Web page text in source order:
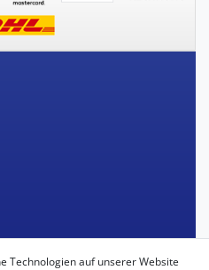
Technologien auf unserer Website